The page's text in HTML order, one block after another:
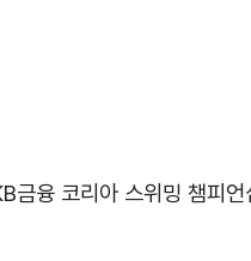
금융 코리아 스위밍 챔피